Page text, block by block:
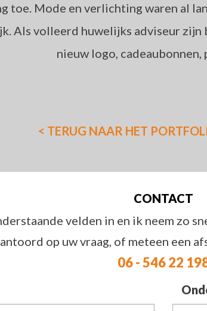
toe. Mode en verlichting waren al
Als volleerd huwelijks adviseur zijn
nieuw logo, cadeaubonnen,
< TERUG NAAR HET
CONTACT
velden in en ik neem zo
op uw vraag, of meteen een
06 - 546 22